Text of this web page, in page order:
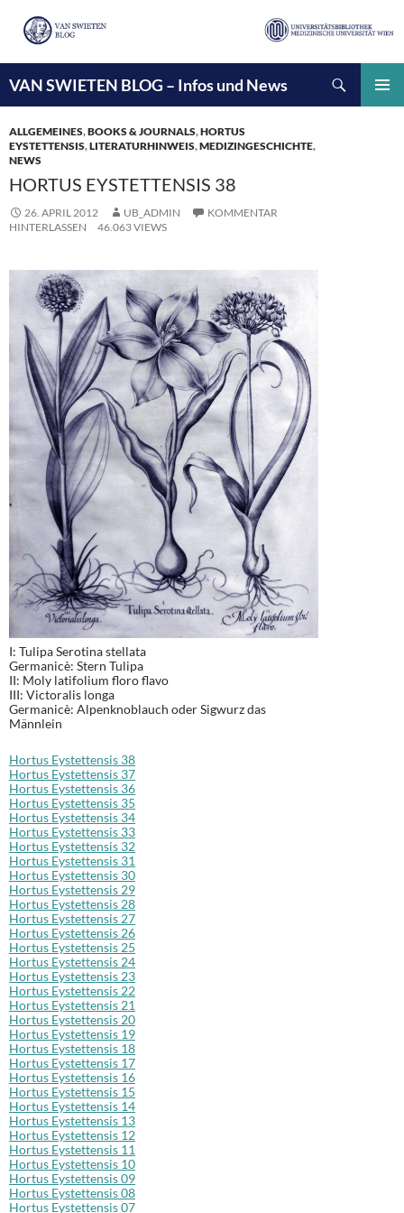
VAN SWIETEN BLOG – Infos und News
INHALT
SPRINGEN
ALLGEMEINES,BOOKS & JOURNALS,HORTUS
EYSTETTENSIS,LITERATURHINWEIS,MEDIZINGESCHICHTE,
NEWS
HORTUS EYSTETTENSIS 38
26. APRIL 2012 UB_ADMIN
KOMMENTAR
HINTERLASSEN
46.063 VIEWS
I: Tulipa Serotina stellata
Germanicè: Stern Tulipa
II: Moly latifolium floro flavo
III: Victoralis longa
Germanicè: Alpenknoblauch oder Sigwurz das
Männlein
Hortus Eystettensis 38
Hortus Eystettensis 37
Hortus Eystettensis 36
Hortus Eystettensis 35
Hortus Eystettensis 34
Hortus Eystettensis 33
Hortus Eystettensis 32
Hortus Eystettensis 31
Hortus Eystettensis 30
Hortus Eystettensis 29
Hortus Eystettensis 28
Hortus Eystettensis 27
Hortus Eystettensis 26
Hortus Eystettensis 25
Hortus Eystettensis 24
Hortus Eystettensis 23
Hortus Eystettensis 22
Hortus Eystettensis 21
Hortus Eystettensis 20
Hortus Eystettensis 19
Hortus Eystettensis 18
Hortus Eystettensis 17
Hortus Eystettensis 16
Hortus Eystettensis 15
Hortus Eystettensis 14
Hortus Eystettensis 13
Hortus Eystettensis 12
Hortus Eystettensis 11
Hortus Eystettensis 10
Hortus Eystettensis 09
Hortus Eystettensis 08
Hortus Eystettensis 07